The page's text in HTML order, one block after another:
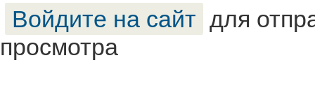
Войдите на сайт для
просмотра